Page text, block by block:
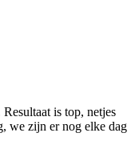
is top, netjes
we zijn er nog elke dag